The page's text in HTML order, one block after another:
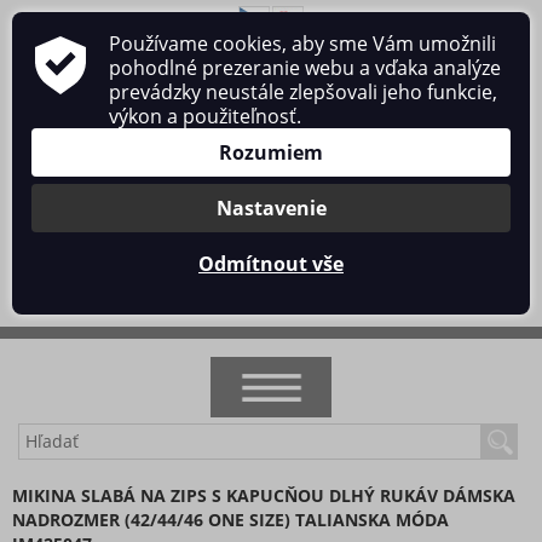
O nás Obchodné podmienky
Ochrana osobných údajov
Kontakt
Prihlásiť sa/Registrácia
NOVINKY
AKCIA
MIKINA SLABÁ NA ZIPS S KAPUCŇOU DLHÝ RUKÁV DÁMSKA
NADROZMER (42/44/46 ONE SIZE) TALIANSKA MÓDA
Používame cookies, aby sme Vám umožnili
pohodlné prezeranie webu a vďaka analýze
prevádzky neustále zlepšovali jeho funkcie,
výkon a použiteľnosť.
Rozumiem
Nastavenie
Odmítnout vše